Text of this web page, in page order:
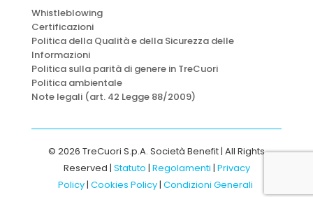
Whistleblowing
Certificazioni
Politica della Qualità e della Sicurezza delle
Informazioni
Politica sulla parità di genere in TreCuori
Politica ambientale
Note legali (art. 42 Legge 88/2009)
© 2026 TreCuori S.p.A. Società Benefit | All Rights
Reserved | Statuto | Regolamenti | Privacy
Policy | Cookies Policy | Condizioni Generali